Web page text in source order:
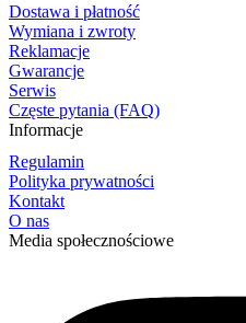
Dostawa i płatność
Wymiana i zwroty
Reklamacje
Gwarancje
Serwis
Częste pytania (FAQ)
Informacje
Regulamin
Polityka prywatności
Kontakt
O nas
Media społecznościowe